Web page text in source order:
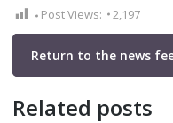
Post Views: 2,197
Return to the news
Related posts